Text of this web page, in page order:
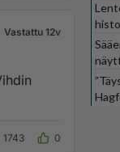
Vastattu 12v
1743 0